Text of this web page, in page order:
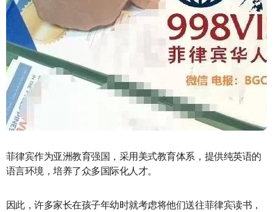
菲律宾作为亚洲教育强国，采用美式教育体系，提供纯英语的
语言环境，培养了众多国际化人才。
因此，许多家长在孩子年幼时就考虑将他们送往菲律宾读书，